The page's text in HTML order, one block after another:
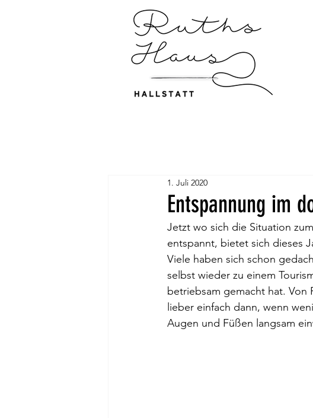
Entspannung im
1. Juli 2020
Jetzt wo sich die Situation
entspannt, bietet sich dieses
Viele haben sich schon
selbst wieder zu einem
betriebsam gemacht hat. Von
lieber einfach dann, wenn
Augen und Füßen langsam